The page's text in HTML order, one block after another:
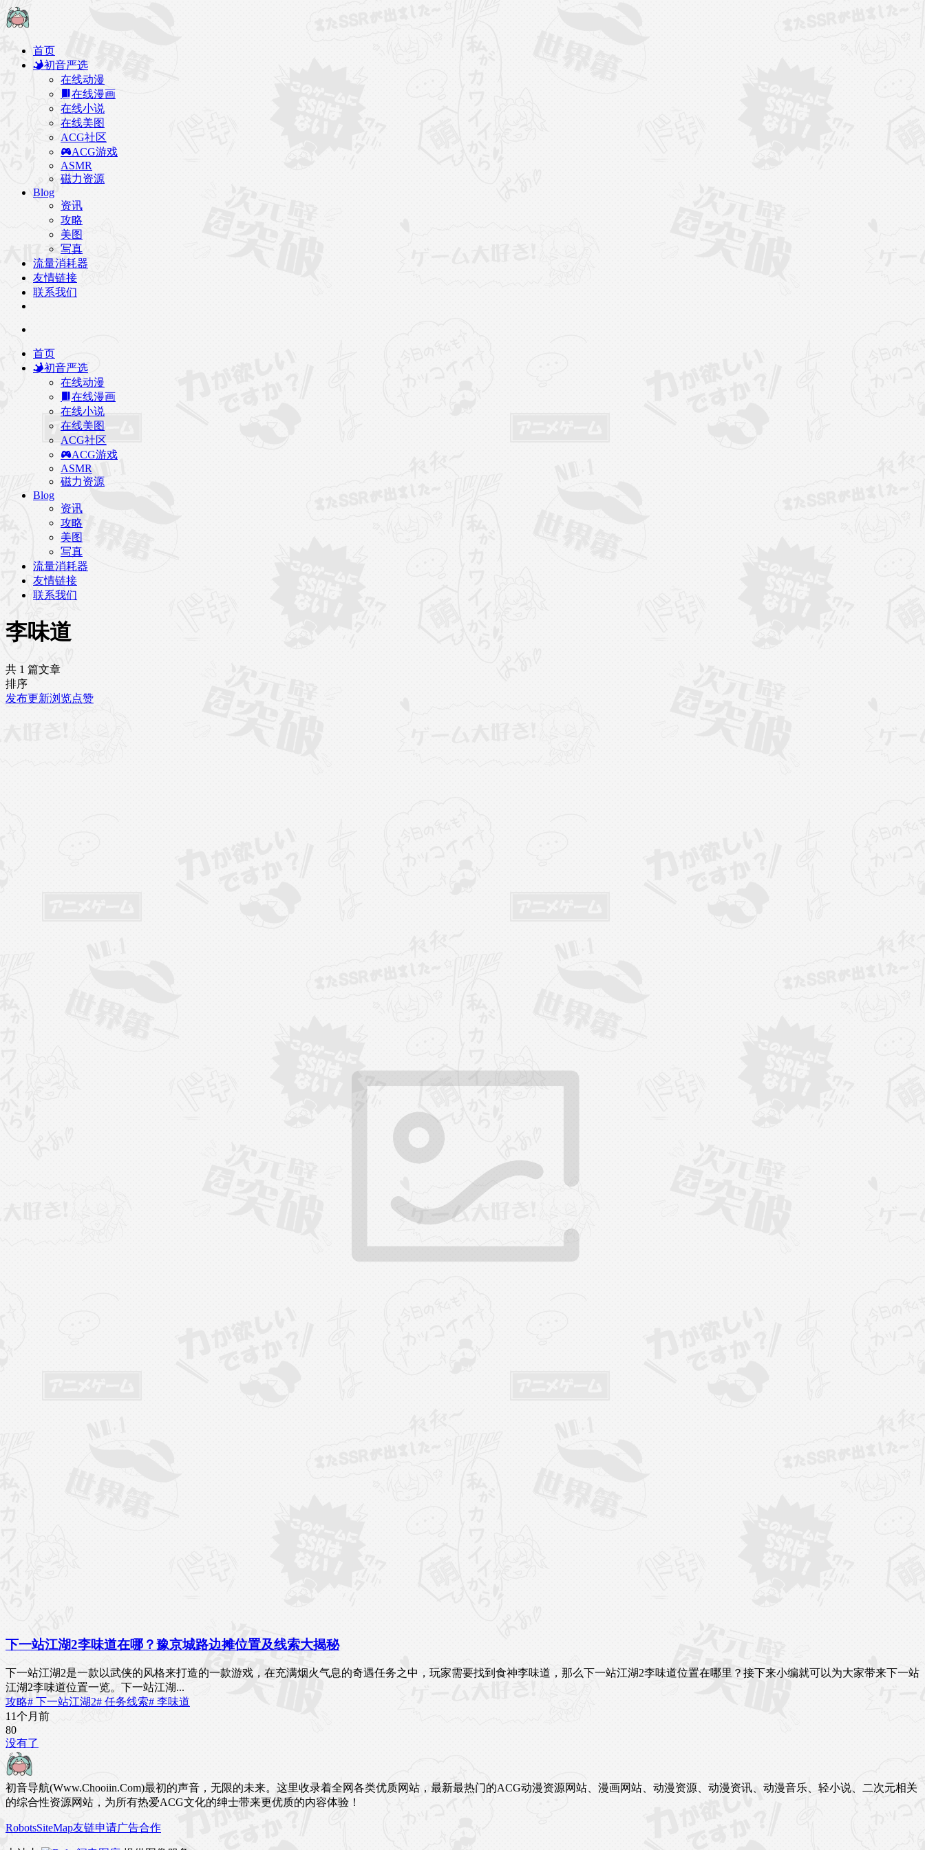
首页
初音严选
在线动漫
在线漫画
在线小说
在线美图
ACG社区
ACG游戏
ASMR
磁力资源
Blog
资讯
攻略
美图
写真
流量消耗器
友情链接
联系我们
首页
初音严选
在线动漫
在线漫画
在线小说
在线美图
ACG社区
ACG游戏
ASMR
磁力资源
Blog
资讯
攻略
美图
写真
流量消耗器
友情链接
联系我们
李味道
共 1 篇文章
排序
发布更新浏览点赞
下一站江湖2李味道在哪？豫京城路边摊位置及线索大揭秘
下一站江湖2是一款以武侠的风格来打造的一款游戏，在充满烟火气息的奇遇任务之中，玩家需要找到食神李味道，那么下一站江湖2李味道位置在哪里？接下来小编就可以为大家带来下一站
江湖2李味道位置一览。下一站江湖...
攻略# 下一站江湖2# 任务线索# 李味道
11个月前
80
没有了
初音导航(Www.Chooiin.Com)最初的声音，无限的未来。这里收录着全网各类优质网站，最新最热门的ACG动漫资源网站、漫画网站、动漫资源、动漫资讯、动漫音乐、轻小说、二次元相关
的综合性资源网站，为所有热爱ACG文化的绅士带来更优质的内容体验！
RobotsSiteMap友链申请广告合作